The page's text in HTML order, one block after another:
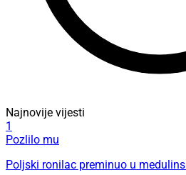
Najnovije vijesti
1
Pozlilo mu
Poljski ronilac preminuo u